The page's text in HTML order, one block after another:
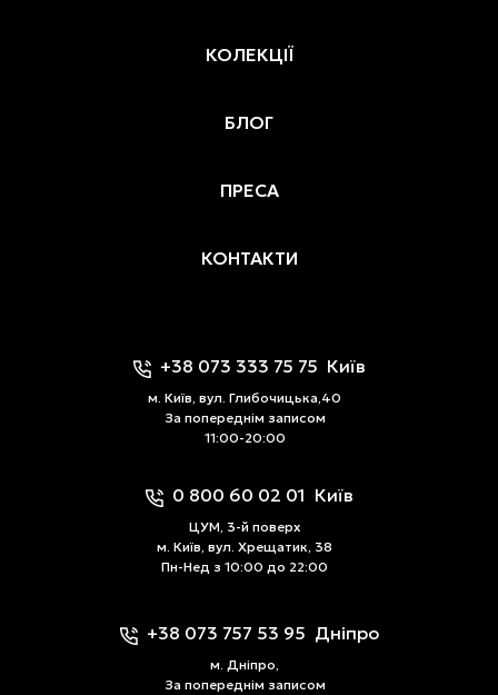
КОЛЕКЦІЇ
БЛОГ
ПРЕСА
КОНТАКТИ
+38 073 333 75 75 Київ
м. Київ, вул. Глибочицька,40
За попереднім записом
11:00-20:00
0 800 60 02 01 Київ
ЦУМ, 3-й поверх
м. Київ, вул. Хрещатик, 38
Пн-Нед з 10:00 до 22:00
+38 073 757 53 95 Дніпро
м. Дніпро,
За попереднім записом